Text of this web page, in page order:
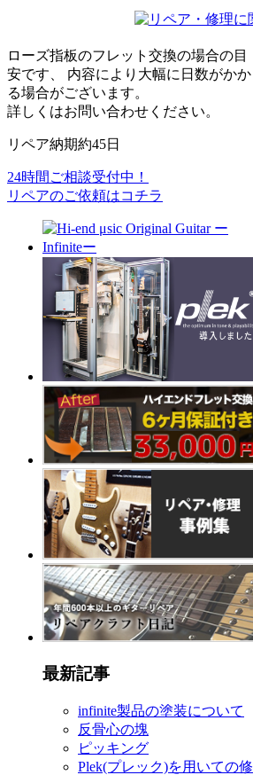
ローズ指板のフレット交換の場合の目
安です、 内容により大幅に日数がかか
る場合がございます。
詳しくはお問い合わせください。
リペア納期約45日
24時間ご相談受付中！
リペアのご依頼はコチラ
最新記事
infinite製品の塗装について
反骨心の塊
ピッキング
Plek(プレック)を用いての修